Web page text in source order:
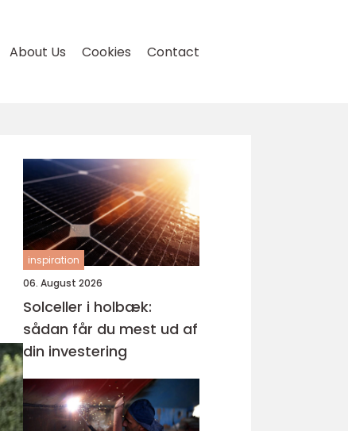
About Us Cookies Contact
inspiration
06. August 2026
Solceller i holbæk:
sådan får du mest ud af
din investering